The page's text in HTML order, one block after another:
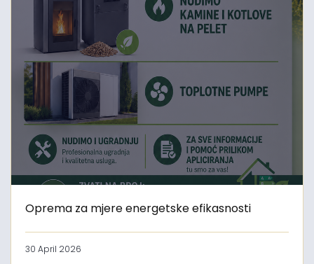
Oprema za mjere energetske efikasnosti
30 April 2026